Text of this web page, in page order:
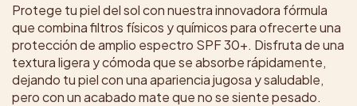
Protege tu piel del sol con nuestra innovadora fórmula
que combina filtros físicos y químicos para ofrecerte una
protección de amplio espectro SPF 30+. Disfruta de una
textura ligera y cómoda que se absorbe rápidamente,
dejando tu piel con una apariencia jugosa y saludable,
pero con un acabado mate que no se siente pesado.